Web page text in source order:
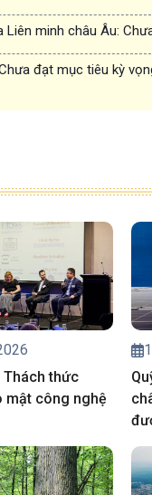
Liên minh châu Âu:
đạt mục tiêu kỳ
Thách thức
mật công nghệ